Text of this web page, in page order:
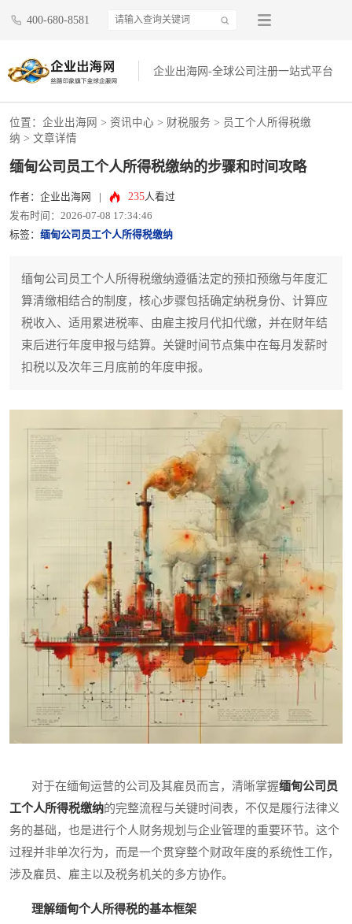
400-680-8581
企业出海网-全球公司注册一站式平台
位置： 企业出海网 > 资讯中心 > 财税服务 > 员工个人所得税缴
纳 > 文章详情
缅甸公司员工个人所得税缴纳的步骤和时间攻略
作者：企业出海网 235人看过
发布时间：2026-07-08 17:34:46
标签： 缅甸公司员工个人所得税缴纳
缅甸公司员工个人所得税缴纳遵循法定的预扣预缴与年度汇
算清缴相结合的制度，核心步骤包括确定纳税身份、计算应
税收入、适用累进税率、由雇主按月代扣代缴，并在财年结
束后进行年度申报与结算。关键时间节点集中在每月发薪时
扣税以及次年三月底前的年度申报。
对于在缅甸运营的公司及其雇员而言，清晰掌握缅甸公司员
工个人所得税缴纳的完整流程与关键时间表，不仅是履行法律义
务的基础，也是进行个人财务规划与企业管理的重要环节。这个
过程并非单次行为，而是一个贯穿整个财政年度的系统性工作，
涉及雇员、雇主以及税务机关的多方协作。
理解缅甸个人所得税的基本框架